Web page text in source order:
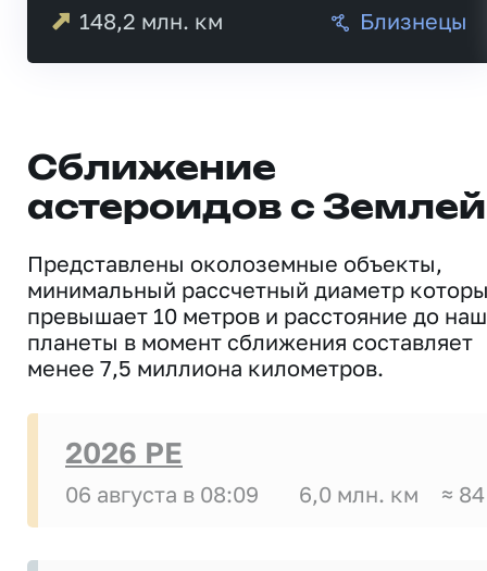
148,2 млн. км Близнецы
Сближение
астероидов с Землей
Представлены околоземные объекты,
минимальный рассчетный диаметр
превышает 10 метров и расстояние до
планеты в момент сближения составляет
менее 7,5 миллиона километров.
2026 PE
06 августа в 08:09 6,0 млн. км ≈